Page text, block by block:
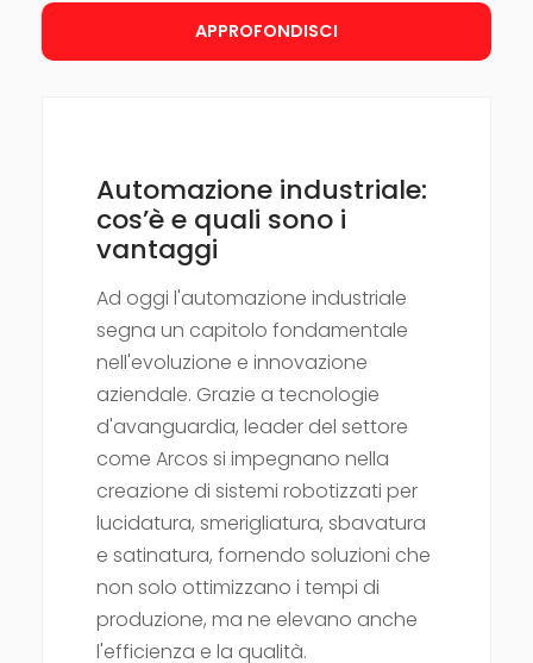
APPROFONDISCI
Automazione industriale:
cos’è e quali sono i
vantaggi
Ad oggi l'automazione industriale
segna un capitolo fondamentale
nell'evoluzione e innovazione
aziendale. Grazie a tecnologie
d'avanguardia, leader del settore
come Arcos si impegnano nella
creazione di sistemi robotizzati per
lucidatura, smerigliatura, sbavatura
e satinatura, fornendo soluzioni che
non solo ottimizzano i tempi di
produzione, ma ne elevano anche
l'efficienza e la qualità.